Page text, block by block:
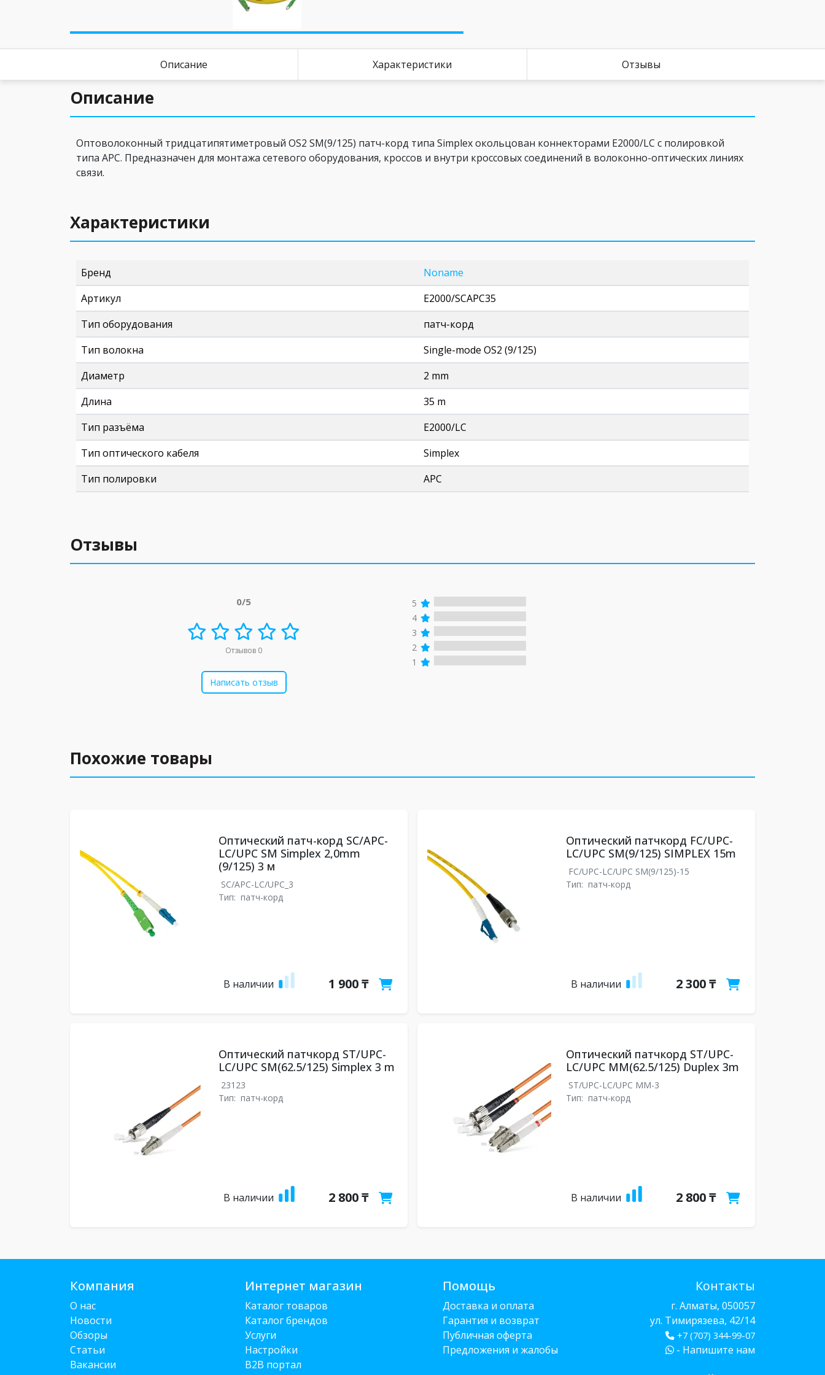
Описание Характеристики Отзывы
Описание
Оптоволоконный тридцатипятиметровый OS2 SM(9/125) патч-корд типа Simplex окольцован коннекторами E2000/LC c полировкой
типа APC. Предназначен для монтажа сетевого оборудования, кроссов и внутри кроссовых соединений в волоконно-оптических линиях
связи.
Характеристики
Бренд
Noname
Артикул
E2000/SCAPC35
Тип оборудования
патч-корд
Тип волокна
Single-mode OS2 (9/125)
Диаметр
2 mm
Длина
35 m
Тип разъёма
E2000/LC
Тип оптического кабеля
Simplex
Тип полировки
APC
Отзывы
0/5
Отзывов 0
Написать отзыв
5
4
3
2
1
Похожие товары
Оптический патч-корд SC/APC-
LC/UPC SM Simplex 2,0mm
(9/125) 3 м
SC/APC-LC/UPC_3
Тип: патч-корд
В наличии 1 900 ₸
Оптический патчкорд FC/UPC-
LC/UPC SM(9/125) SIMPLEX 15m
FC/UPC-LC/UPC SM(9/125)-15
Тип: патч-корд
В наличии 2 300 ₸
Оптический патчкорд ST/UPC-
LC/UPC SM(62.5/125) Simplex 3 m
23123
Тип: патч-корд
В наличии 2 800 ₸
Оптический патчкорд ST/UPC-
LC/UPC MM(62.5/125) Duplex 3m
ST/UPC-LC/UPC MM-3
Тип: патч-корд
В наличии 2 800 ₸
Компания
О нас
Новости
Обзоры
Статьи
Вакансии
Интернет магазин
Каталог товаров
Каталог брендов
Услуги
Настройки
B2B портал
Помощь
Доставка и оплата
Гарантия и возврат
Публичная оферта
Предложения и жалобы
Контакты
г. Алматы, 050057
ул. Тимирязева, 42/14
+7 (707) 344-99-07
- Напишите нам